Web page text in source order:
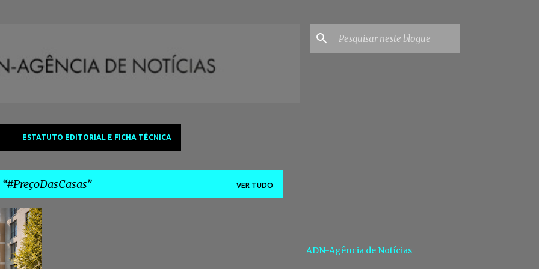
ESTATUTO EDITORIAL E FICHA TÉCNICA
#PreçoDasCasas VER TUDO
+ 2
ADN-Agência de Notícias